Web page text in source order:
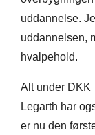
uddannelse.
uddannelsen,
hvalpehold.
Alt under DKK
Legarth har
er nu den